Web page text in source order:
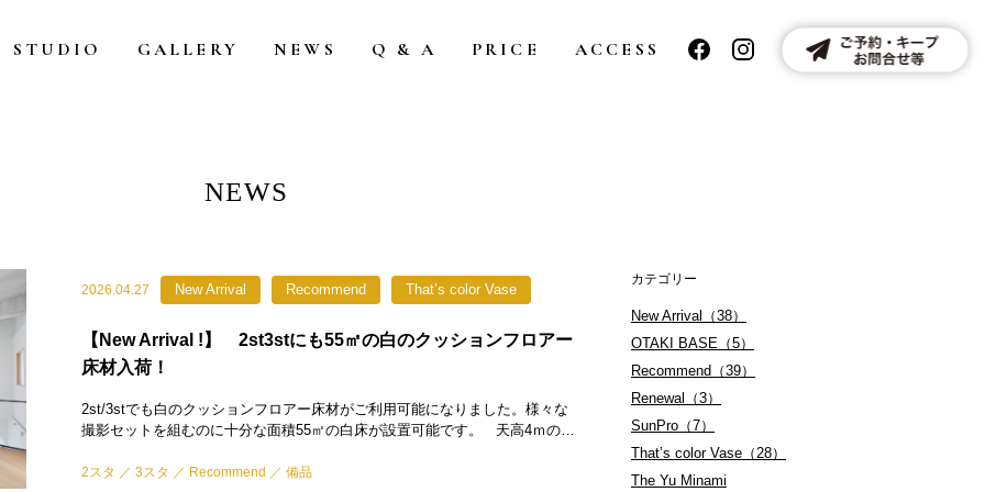
STUDIO GALLERY NEWS Q & A PRICE ACCESS
NEWS
2026.04.27 New Arrival Recommend That’s color Vase
【New Arrival !】 2st3stにも55㎡の白のクッションフロアー
床材入荷！
2st/3stでも白のクッションフロアー床材がご利用可能になりました。様々な
撮影セットを組むのに十分な面積55㎡の白床が設置可能です。 天高4ｍの…
2スタ 3スタ Recommend 備品
カテゴリー
New Arrival（38）
OTAKI BASE（5）
Recommend（39）
Renewal（3）
SunPro（7）
That’s color Vase（28）
The Yu Minami